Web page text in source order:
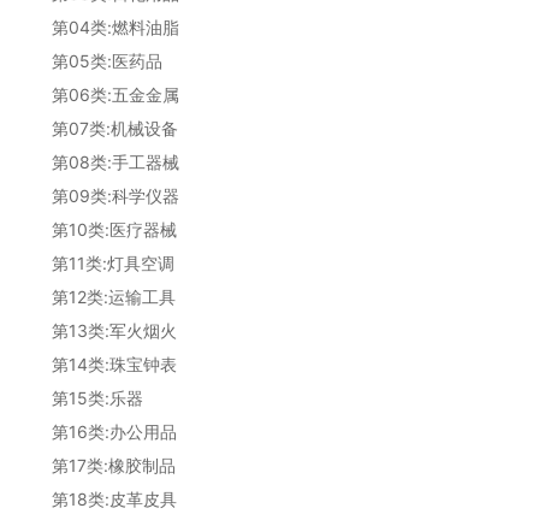
第04类:燃料油脂
第05类:医药品
第06类:五金金属
第07类:机械设备
第08类:手工器械
第09类:科学仪器
第10类:医疗器械
第11类:灯具空调
第12类:运输工具
第13类:军火烟火
第14类:珠宝钟表
第15类:乐器
第16类:办公用品
第17类:橡胶制品
第18类:皮革皮具